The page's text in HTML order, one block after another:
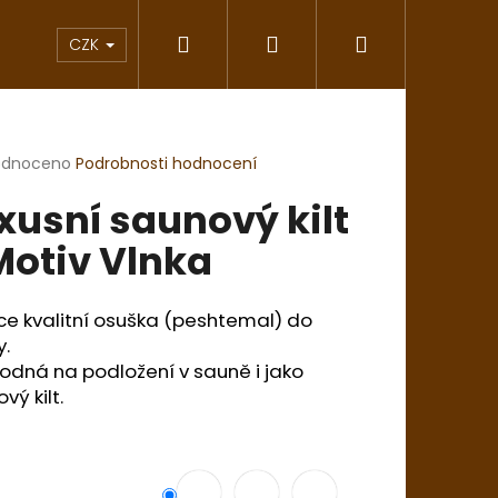
Saunové klobouky Inspirace
CZK Přihlášení
Podrobnosti hodnocení
saunový kilt
Vlnka
kvalitní osuška (peshtemal) do
na podložení v sauně i jako
kilt.